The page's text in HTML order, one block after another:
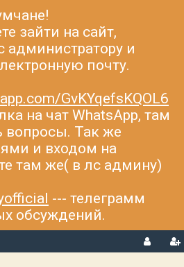
зайти на сайт,
администратору и
почту.
GvKYqefsKQOL6
на чат WhatsApp, там
вопросы. Так же
и входом на
там же( в лс админу)
--- телеграмм
обсуждений.
В
Р